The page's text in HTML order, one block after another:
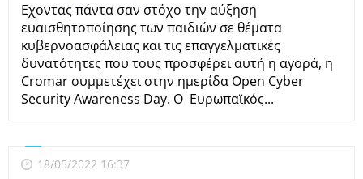
Εχοντας πάντα σαν στόχο την αύξηση
ευαισθητοποίησης των παιδιών σε θέματα
κυβερνοασφάλειας και τις επαγγελματικές
δυνατότητες που τους προσφέρει αυτή η αγορά, η
Cromar συμμετέχει στην ημερίδα Open Cyber
Security Awareness Day. Ο Ευρωπαϊκός...
18/05/2022 16:37